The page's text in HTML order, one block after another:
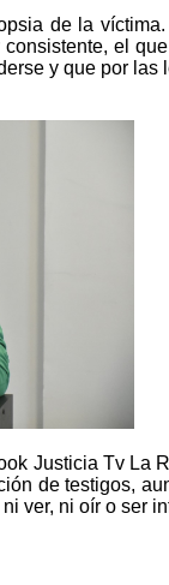
de la
el
y que por
Justicia Tv La
de testigos,
ver, ni oír o ser